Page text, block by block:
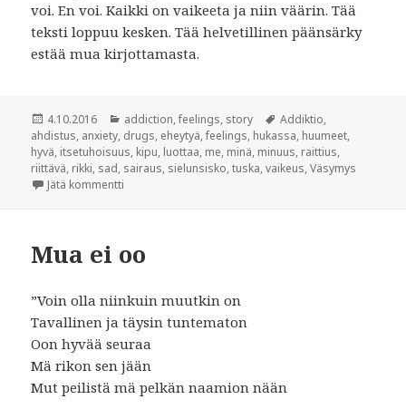
voi. En voi. Kaikki on vaikeeta ja niin väärin. Tää
teksti loppuu kesken. Tää helvetillinen päänsärky
estää mua kirjottamasta.
Julkaistu
4.10.2016 Kategoriat
addiction,feelings, story Avainsanat
Addiktio,
ahdistus, anxiety, drugs, eheytyä,feelings, hukassa, huumeet,
hyvä, itsetuhoisuus, kipu, luottaa, me, minä, minuus, raittius,
riittävä, rikki, sad, sairaus, sielunsisko,tuska,vaikeus,Väsymys
Jätä kommentti
Mua ei oo
”Voin olla niinkuin muutkin on
Tavallinen ja täysin tuntematon
Oon hyvää seuraa
Mä rikon sen jään
Mut peilistä mä pelkän naamion nään